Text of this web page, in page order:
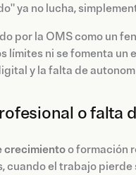
ya no lucha,
por la OMS como un
límites ni se fomenta
y la falta de
o falta
crecimientoo formación
cuando el trabajo